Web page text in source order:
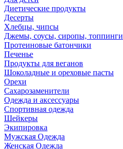
Диетические продукты
Десерты
Хлебцы, чипсы
Джемы, соусы, сиропы, топпинги
Протеиновые батончики
Печенье
Продукты для веганов
Шоколадные и ореховые пасты
Орехи
Сахарозаменители
Одежда и аксессуары
Спортивная одежда
Шейкеры
Экипировка
Мужская Одежда
Женская Одежда